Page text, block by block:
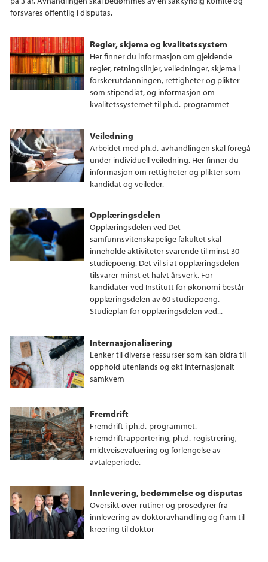
forsvares offentlig i disputas.
Regler, skjema og kvalitetssystem
Her finner du informasjon om gjeldende
regler, retningslinjer, veiledninger, skjema i
forskerutdanningen, rettigheter og plikter
som stipendiat, og informasjon om
kvalitetssystemet til ph.d.-programmet
Veiledning
Arbeidet med ph.d.-avhandlingen skal foregå
under individuell veiledning. Her finner du
informasjon om rettigheter og plikter som
kandidat og veileder.
Opplæringsdelen
Opplæringsdelen ved Det
samfunnsvitenskapelige fakultet skal
inneholde aktiviteter svarende til minst 30
studiepoeng. Det vil si at opplæringsdelen
tilsvarer minst et halvt årsverk. For
kandidater ved Institutt for økonomi består
opplæringsdelen av 60 studiepoeng.
Studieplan for opplæringsdelen ved...
Internasjonalisering
Lenker til diverse ressurser som kan bidra til
opphold utenlands og økt internasjonalt
samkvem
Fremdrift
Fremdrift i ph.d.-programmet.
Fremdriftrapportering, ph.d.-registrering,
midtveisevaluering og forlengelse av
avtaleperiode.
Innlevering, bedømmelse og disputas
Oversikt over rutiner og prosedyrer fra
innlevering av doktoravhandling og fram til
kreering til doktor